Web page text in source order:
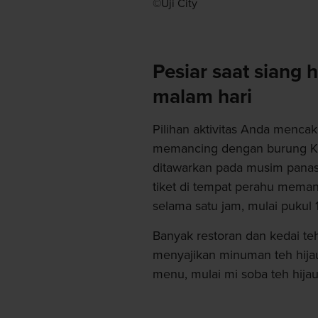
©Uji City
Pesiar saat siang
malam hari
Pilihan aktivitas Anda
memancing dengan burung
ditawarkan pada musim
tiket di tempat perahu
selama satu jam, mulai pukul
Banyak restoran dan kedai
menyajikan minuman teh
menu, mulai mi soba teh